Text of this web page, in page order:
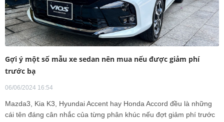
Gợi ý một số mẫu xe sedan nên mua nếu được giảm phí
trước bạ
06/06/2024 16:54
Mazda3, Kia K3, Hyundai Accent hay Honda Accord đều là những
cái tên đáng cân nhắc của từng phân khúc nếu đợt giảm phí trước